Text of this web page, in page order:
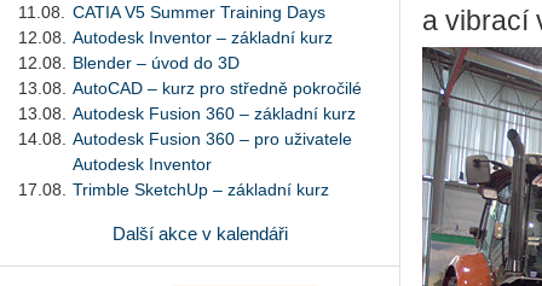
11.08.
CATIA V5 Summer Training Days
12.08.
Autodesk Inventor – základní kurz
12.08.
Blender – úvod do 3D
13.08.
AutoCAD – kurz pro středně pokročilé
13.08.
Autodesk Fusion 360 – základní kurz
14.08.
Autodesk Fusion 360 – pro uživatele
Autodesk Inventor
17.08.
Trimble SketchUp – základní kurz
Další akce v kalendáři
a vibrací